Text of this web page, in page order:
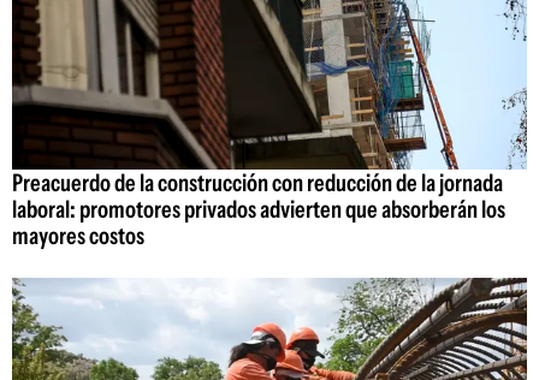
Preacuerdo de la construcción con reducción de la jornada
laboral: promotores privados advierten que absorberán los
mayores costos